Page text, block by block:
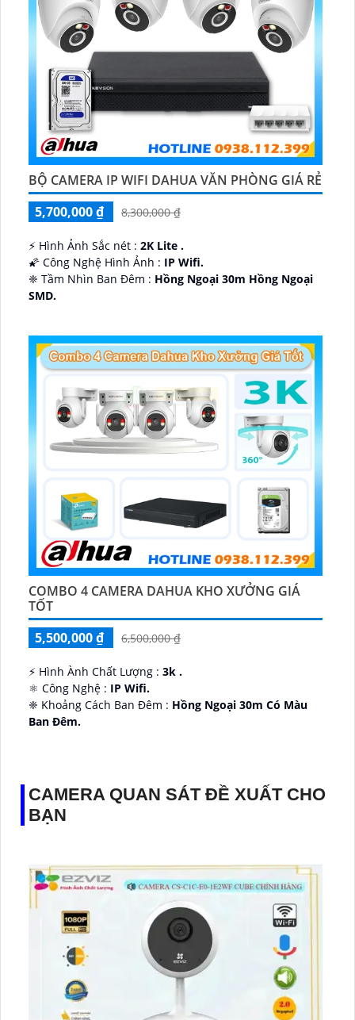
BỘ CAMERA IP WIFI DAHUA VĂN PHÒNG GIÁ RẺ
5,700,000 ₫
8,300,000 ₫
️⚡ Hình Ảnh Sắc nét : 2K Lite .
🌠 Công Nghệ Hình Ảnh : IP Wifi.
❈ Tầm Nhìn Ban Đêm : Hồng Ngoại 30m Hồng Ngoại
SMD.
COMBO 4 CAMERA DAHUA KHO XƯỞNG GIÁ
TỐT
5,500,000 ₫
6,500,000 ₫
️⚡ Hình Ành Chất Lượng : 3k .
⚛️ Công Nghệ : IP Wifi.
❈ Khoảng Cách Ban Đêm : Hồng Ngoại 30m Có Màu
Ban Ðêm.
CAMERA QUAN SÁT ĐỀ XUẤT CHO
BẠN